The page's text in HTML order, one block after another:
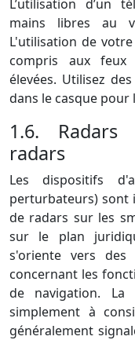
L’utilisation d’un
mains libres au
L'utilisation de
compris aux feux
élevées. Utilisez
dans le casque
1.6. Radars
radars
Les dispositifs
perturbateurs) sont
de radars sur les
sur le plan
s'oriente vers
concernant les
de navigation.
simplement à
généralement